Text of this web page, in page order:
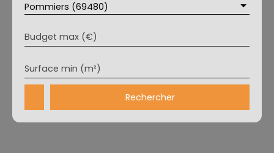
Pommiers (69480)
Budget max (€)
Surface min (m²)
Rechercher